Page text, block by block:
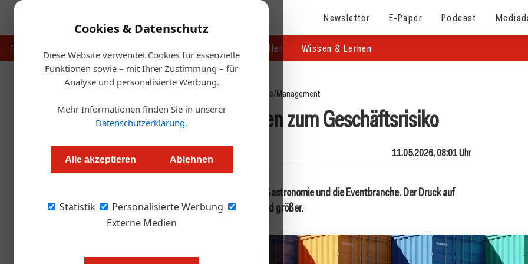
Cookies & Datenschutz
Diese Website verwendet Cookies für essenzielle
Funktionen sowie – mit Ihrer Zustimmung – für
Analyse und personalisierte Werbung.
Mehr Informationen finden Sie in unserer
Datenschutzerklärung.
Alle akzeptieren Ablehnen
Statistik
Personalisierte Werbung
Externe Medien
Newsletter E-Paper Podcast
Touristik Handel & Hersteller Wissen & Lernen
Startseite/Management
Cyberangriffe werden zum Geschäftsrisiko
Redaktion.OEGZ 11.05.2026, 08:01 Uhr
Das neue NIS-Gesetz betrifft auch Tourismus, Gastronomie und die Eventbranche. Der Druck auf
Unternehmen entlang digitaler Lieferketten wird größer.